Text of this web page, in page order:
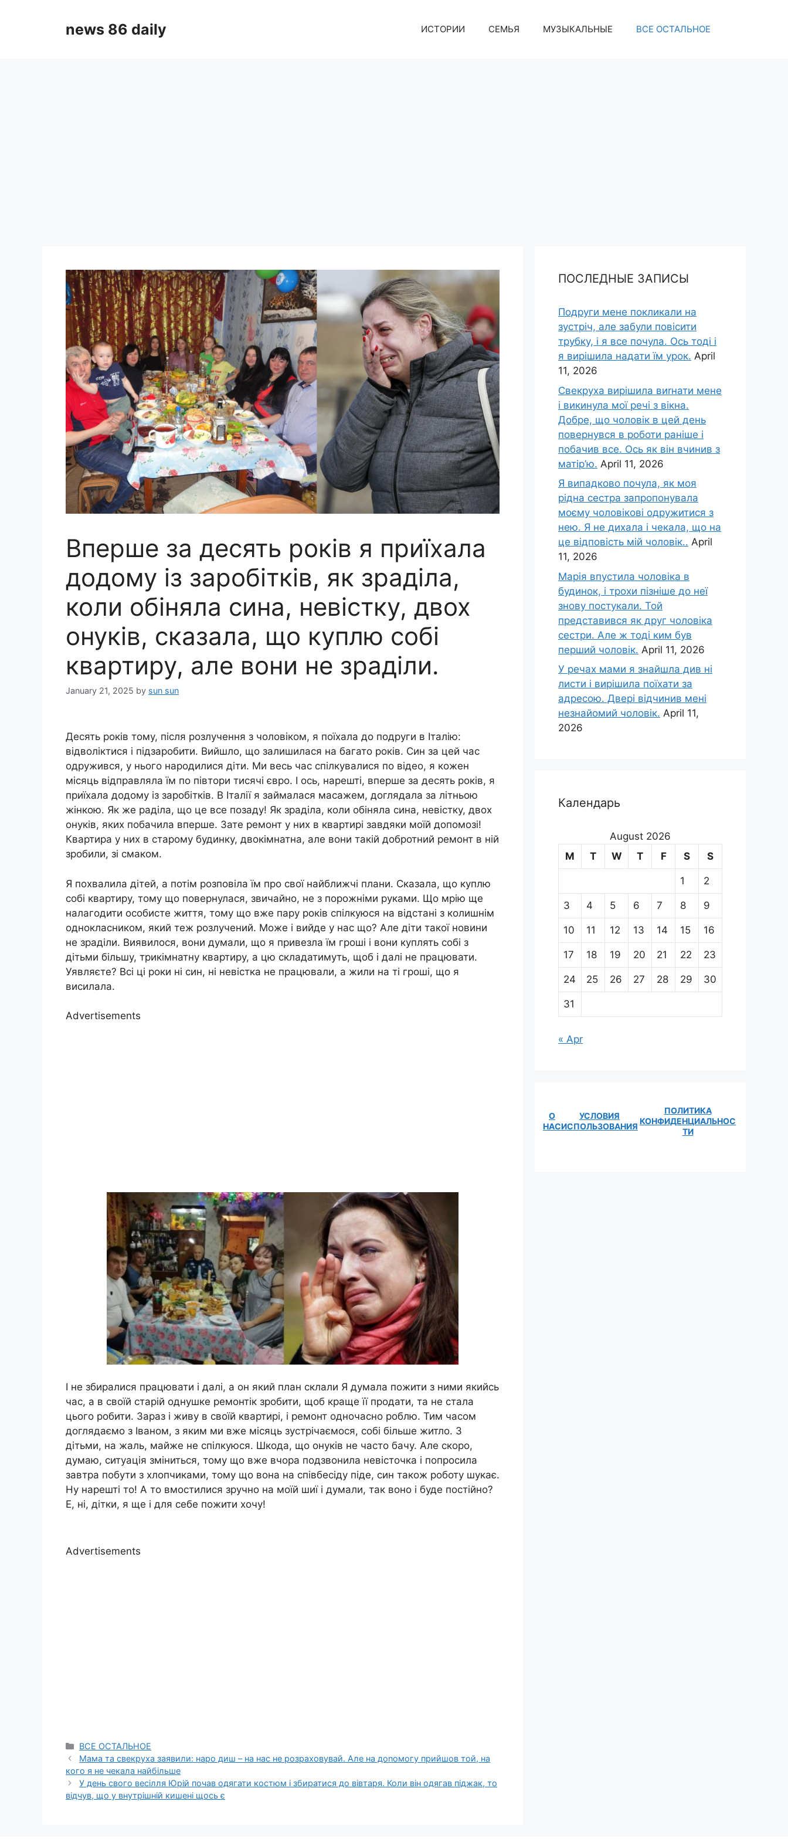
news 86 daily ИСТОРИИ СЕМЬЯ МУЗЫКАЛЬНЫЕ ВСЕ ОСТАЛЬНОЕ
Вперше за десять років я приїхала
додому із заробітків, як зраділа,
коли обіняла сина, невістку, двох
онуків, сказала, що куплю собі
квартиру, але вони не зраділи.
January 21, 2025 by sun sun
Десять років тому, після розлучення з чоловіком, я поїхала до подруги в Італію:
відволіктися і підзаробити. Вийшло, що залишилася на багато років. Син за цей час
одружився, у нього народилися діти. Ми весь час спілкувалися по відео, я кожен
місяць відправляла їм по півтори тисячі євро. І ось, нарешті, вперше за десять років, я
приїхала додому із заробітків. В Італії я займалася масажем, доглядала за літньою
жінкою. Як же раділа, що це все позаду! Як зраділа, коли обіняла сина, невістку, двох
онуків, яких побачила вперше. Зате ремонт у них в квартирі завдяки моїй допомозі!
Квартира у них в старому будинку, двокімнатна, але вони такій добротний ремонт в ній
зробили, зі смаком.
Я похвалила дітей, а потім розповіла їм про свої найближчі плани. Сказала, що куплю
собі квартиру, тому що повернулася, звичайно, не з порожніми руками. Що мрію ще
налагодити особисте життя, тому що вже пару років спілкуюся на відстані з колишнім
однокласником, який теж розлучений. Може і вийде у нас що? Але діти такої новини
не зраділи. Виявилося, вони думали, що я привезла їм гроші і вони куплять собі з
дітьми більшу, трикімнатну квартиру, а цю складатимуть, щоб і далі не працювати.
Уявляєте? Всі ці роки ні син, ні невістка не працювали, а жили на ті гроші, що я
висилала.
Advertisements
І не збиралися працювати і далі, а он який план склали Я думала пожити з ними якийсь
час, а в своїй старій однушке ремонтік зробити, щоб краще її продати, та не стала
цього робити. Зараз і живу в своїй квартирі, і ремонт одночасно роблю. Тим часом
доглядаємо з Іваном, з яким ми вже місяць зустрічаємося, собі більше житло. З
дітьми, на жаль, майже не спілкуюся. Шкода, що онуків не часто бачу. Але скоро,
думаю, ситуація зміниться, тому що вже вчора подзвонила невісточка і попросила
завтра побути з хлопчиками, тому що вона на співбесіду піде, син також роботу шукає.
Ну нарешті то! А то вмостилися зручно на моїй шиї і думали, так воно і буде постійно?
Е, ні, дітки, я ще і для себе пожити хочу!
Advertisements
Categories
ВСЕ ОСТАЛЬНОЕ
Мама та свекруха заявили: наро диш – на нас не розраховувай. Але на доnомогу прийшов той, на
кого я не чекала найбільше
У день свого весілля Юрій почав одягати костюм і збиратися до вівтаря. Коли він одягав піджак, то
відчув, що у внутрішній кишені щось є
ПОСЛЕДНЫЕ ЗАПИСЫ
Подруги мене покликали на
зустріч, але забули повісити
трубку, і я все почула. Ось тоді і
я вирішила надати їм урок. April
11, 2026
Свекруха вирішила виrнати мене
і викинула мої речі з вікна.
Добре, що чоловік в цей день
повернувся в роботи раніше і
побачив все. Ось як він вчинив з
матір’ю. April 11, 2026
Я випадково почула, як моя
рідна сестра запропонувала
моєму чоловікові одружитися з
нею. Я не дихала і чекала, що на
це відповість мій чоловік.. April
11, 2026
Марія впустила чоловіка в
будинок, і трохи пізніше до неї
знову постукали. Той
представився як друг чоловіка
сестри. Але ж тоді ким був
перший чоловік. April 11, 2026
У речах мами я знайшла див ні
листи і вирішила поїхати за
адресою. Двері відчинив мені
незнайомий чоловік. April 11,
2026
Календарь
August 2026
M
T W T F S S
1 2
3 4 5 6 7 8 9
10 11 12 13 14 15 16
17 18 19 20 21 22 23
24 25 26 27 28 29 30
31
« Apr
О
НАС
УСЛОВИЯ
ИСПОЛЬЗОВАНИЯ
ПОЛИТИКА
КОНФИДЕНЦИАЛЬНОС
ТИ